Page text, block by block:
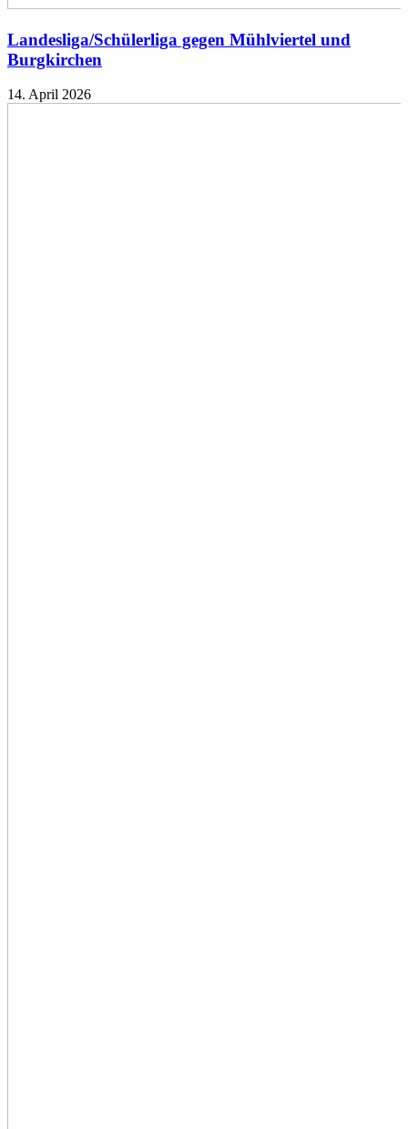
Landesliga/Schülerliga gegen Mühlviertel und
Burgkirchen
14. April 2026